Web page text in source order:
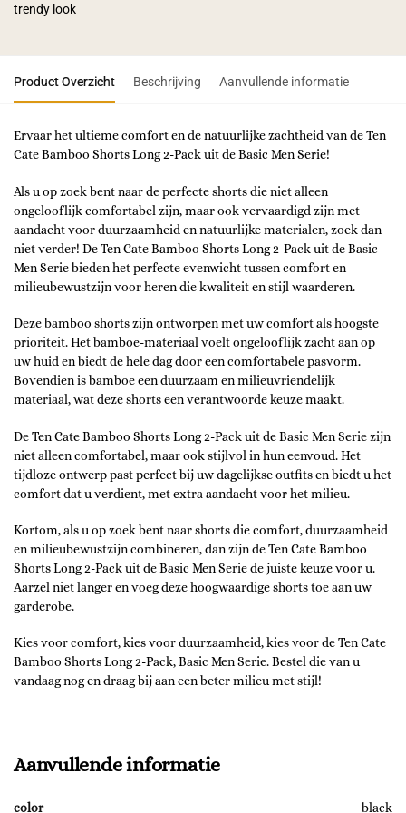
trendy look
Product Overzicht Beschrijving Aanvullende informatie
Ervaar het ultieme comfort en de natuurlijke zachtheid van de Ten
Cate Bamboo Shorts Long 2-Pack uit de Basic Men Serie!
Als u op zoek bent naar de perfecte shorts die niet alleen
ongelooflijk comfortabel zijn, maar ook vervaardigd zijn met
aandacht voor duurzaamheid en natuurlijke materialen, zoek dan
niet verder! De Ten Cate Bamboo Shorts Long 2-Pack uit de Basic
Men Serie bieden het perfecte evenwicht tussen comfort en
milieubewustzijn voor heren die kwaliteit en stijl waarderen.
Deze bamboo shorts zijn ontworpen met uw comfort als hoogste
prioriteit. Het bamboe-materiaal voelt ongelooflijk zacht aan op
uw huid en biedt de hele dag door een comfortabele pasvorm.
Bovendien is bamboe een duurzaam en milieuvriendelijk
materiaal, wat deze shorts een verantwoorde keuze maakt.
De Ten Cate Bamboo Shorts Long 2-Pack uit de Basic Men Serie zijn
niet alleen comfortabel, maar ook stijlvol in hun eenvoud. Het
tijdloze ontwerp past perfect bij uw dagelijkse outfits en biedt u het
comfort dat u verdient, met extra aandacht voor het milieu.
Kortom, als u op zoek bent naar shorts die comfort, duurzaamheid
en milieubewustzijn combineren, dan zijn de Ten Cate Bamboo
Shorts Long 2-Pack uit de Basic Men Serie de juiste keuze voor u.
Aarzel niet langer en voeg deze hoogwaardige shorts toe aan uw
garderobe.
Kies voor comfort, kies voor duurzaamheid, kies voor de Ten Cate
Bamboo Shorts Long 2-Pack, Basic Men Serie. Bestel die van u
vandaag nog en draag bij aan een beter milieu met stijl!
Aanvullende informatie
color black